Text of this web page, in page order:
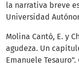
la narrativa breve
Universidad
Molina Cantó, E. y
agudeza. Un
Emanuele